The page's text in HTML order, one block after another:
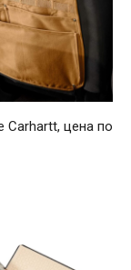
Carhartt, цена по